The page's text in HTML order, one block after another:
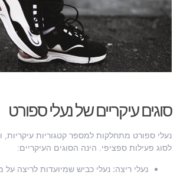
סוגים עיקריים של נעלי ספורט
נעלי ספורט מתחלקות למספר קטגוריות
לסוג פעילות ספציפי. הינה הסוגים העיקריים:
נעלי ריצה: נעלי כביש שמיועדות לריצה